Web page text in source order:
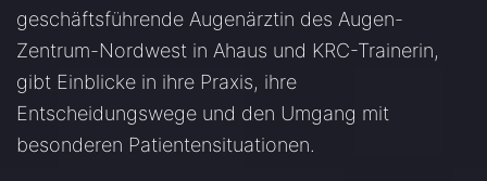
geschäftsführende Augenärztin des Augen-
Zentrum-Nordwest in Ahaus und KRC-Trainerin,
gibt Einblicke in ihre Praxis, ihre
Entscheidungswege und den Umgang mit
besonderen Patientensituationen.